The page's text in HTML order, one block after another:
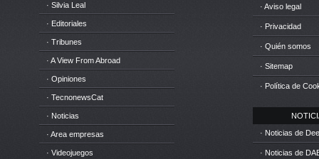
· Silvia Leal
· Editoriales
· Tribunes
· A View From Abroad
· Opiniones
· TecnonewsCat
· Noticias
· Area empresas
· Videojuegos
· Aviso legal
· Privacidad
· Quién somos
· Sitemap
· Política de
· Noticias de
· Noticias de